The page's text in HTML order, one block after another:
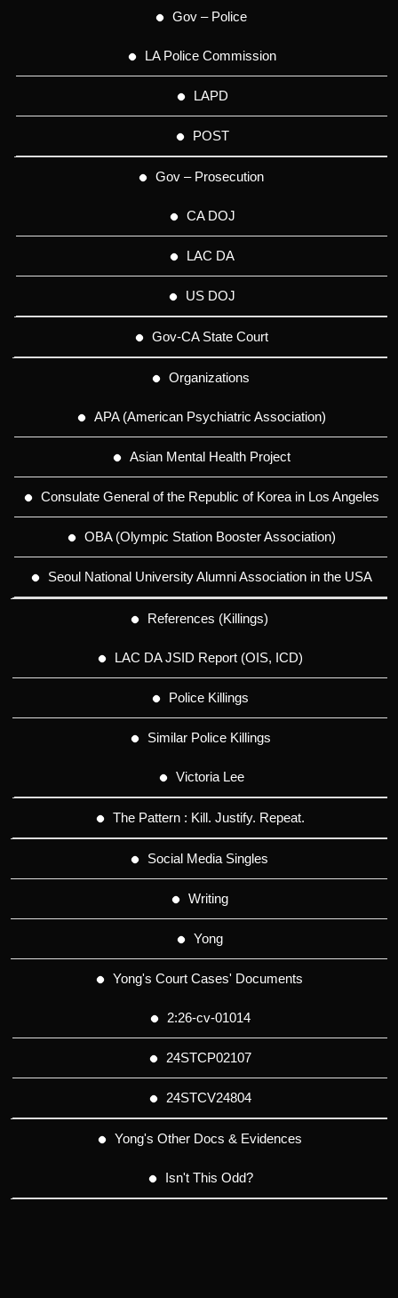
Gov – Police
LA Police Commission
LAPD
POST
Gov – Prosecution
CA DOJ
LAC DA
US DOJ
Gov-CA State Court
Organizations
APA (American Psychiatric Association)
Asian Mental Health Project
Consulate General of the Republic of Korea in Los Angeles
OBA (Olympic Station Booster Association)
Seoul National University Alumni Association in the USA
References (Killings)
LAC DA JSID Report (OIS, ICD)
Police Killings
Similar Police Killings
Victoria Lee
The Pattern : Kill. Justify. Repeat.
Social Media Singles
Writing
Yong
Yong's Court Cases' Documents
2:26-cv-01014
24STCP02107
24STCV24804
Yong's Other Docs & Evidences
Isn't This Odd?